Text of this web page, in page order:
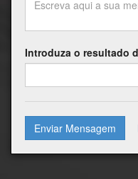
Introduza o resultado
Enviar Mensagem